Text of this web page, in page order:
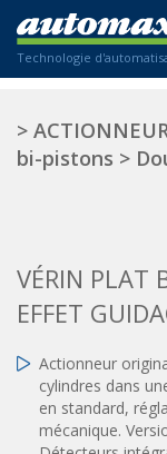
Technologie
Actionneurs
Actionneurs
Amortisseurs
Régulateurs
Nous
>
bi-pistons >
VÉRIN PLAT
EFFET
Actionneur
cylindres dans
en standard,
mécanique.